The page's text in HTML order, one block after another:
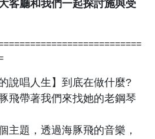
客廳和我們一起探討施與受
說唱人生】到底在做什麼?
飛帶著我們來找她的老鋼琴
主題，透過海豚飛的音樂，